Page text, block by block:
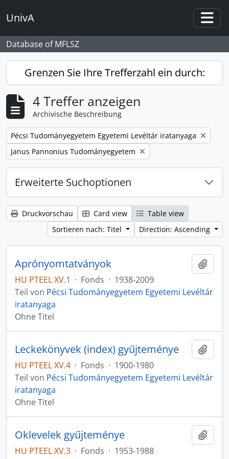
UnivA
Database of MFLSZ
Grenzen Sie Ihre Trefferzahl ein durch:
4 Treffer anzeigen
Archivische Beschreibung
Remove filter:
Pécsi Tudományegyetem Egyetemi Levéltár iratanyaga
Remove filter:
Janus Pannonius Tudományegyetem
Erweiterte Suchoptionen
Druckvorschau Card view
Table view
Sortieren nach: Titel
Direction: Ascending
Aprónyomtatványok
HU PTEEL XV.1 · Fonds · 1938-2009
Teil von Pécsi Tudományegyetem Egyetemi Levéltár
iratanyaga
Ohne Titel
Leckekönyvek (index) gyűjteménye
HU PTEEL XV.4 · Fonds · 1900-1980
Teil von Pécsi Tudományegyetem Egyetemi Levéltár
iratanyaga
Ohne Titel
Oklevelek gyűjteménye
HU PTEEL XV.3 · Fonds · 1953-1988